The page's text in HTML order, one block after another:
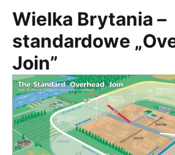
Wielka Brytania –
standardowe
Join”